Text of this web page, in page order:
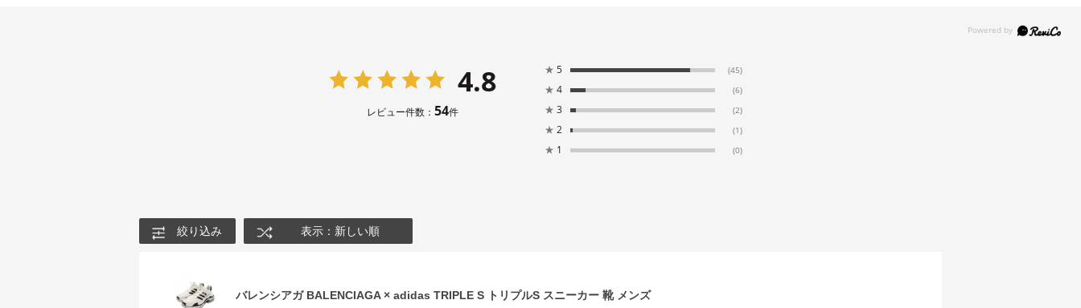
4.8
レビュー件数： 54件
★ 5 (45)
★ 4 (6)
★ 3 (2)
★ 2 (1)
★ 1 (0)
絞り込み 表示：新しい順
バレンシアガ BALENCIAGA × adidas TRIPLE S トリプルS スニーカー 靴 メンズ